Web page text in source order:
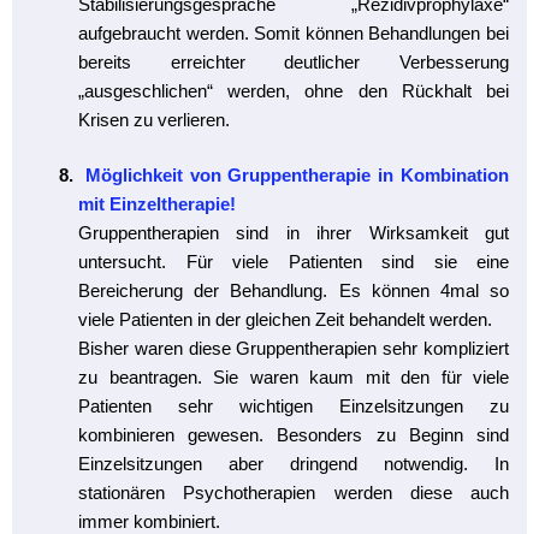
Stabilisierungsgespräche „Rezidivprophylaxe“
aufgebraucht werden. Somit können Behandlungen bei
bereits erreichter deutlicher Verbesserung
„ausgeschlichen“ werden, ohne den Rückhalt bei
Krisen zu verlieren.
Möglichkeit von Gruppentherapie in Kombination
mit Einzeltherapie!
Gruppentherapien sind in ihrer Wirksamkeit gut
untersucht. Für viele Patienten sind sie eine
Bereicherung der Behandlung. Es können 4mal so
viele Patienten in der gleichen Zeit behandelt werden.
Bisher waren diese Gruppentherapien sehr kompliziert
zu beantragen. Sie waren kaum mit den für viele
Patienten sehr wichtigen Einzelsitzungen zu
kombinieren gewesen. Besonders zu Beginn sind
Einzelsitzungen aber dringend notwendig. In
stationären Psychotherapien werden diese auch
immer kombiniert.